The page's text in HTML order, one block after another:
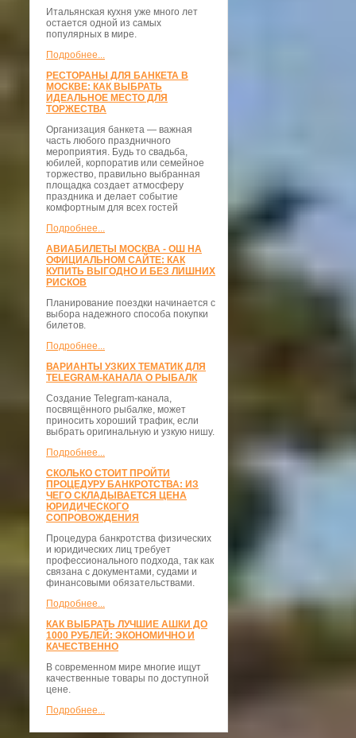
Итальянская кухня уже много лет
остается одной из самых
популярных в мире.
Подробнее...
РЕСТОРАНЫ ДЛЯ БАНКЕТА В
МОСКВЕ: КАК ВЫБРАТЬ
ИДЕАЛЬНОЕ МЕСТО ДЛЯ
ТОРЖЕСТВА
Организация банкета — важная
часть любого праздничного
мероприятия. Будь то свадьба,
юбилей, корпоратив или семейное
торжество, правильно выбранная
площадка создает атмосферу
праздника и делает событие
комфортным для всех гостей
Подробнее...
АВИАБИЛЕТЫ МОСКВА - ОШ НА
ОФИЦИАЛЬНОМ САЙТЕ: КАК
КУПИТЬ ВЫГОДНО И БЕЗ ЛИШНИХ
РИСКОВ
Планирование поездки начинается с
выбора надежного способа покупки
билетов.
Подробнее...
ВАРИАНТЫ УЗКИХ ТЕМАТИК ДЛЯ
TELEGRAM-КАНАЛА О РЫБАЛК
Создание Telegram-канала,
посвящённого рыбалке, может
приносить хороший трафик, если
выбрать оригинальную и узкую нишу.
Подробнее...
СКОЛЬКО СТОИТ ПРОЙТИ
ПРОЦЕДУРУ БАНКРОТСТВА: ИЗ
ЧЕГО СКЛАДЫВАЕТСЯ ЦЕНА
ЮРИДИЧЕСКОГО
СОПРОВОЖДЕНИЯ
Процедура банкротства физических
и юридических лиц требует
профессионального подхода, так как
связана с документами, судами и
финансовыми обязательствами.
Подробнее...
КАК ВЫБРАТЬ ЛУЧШИЕ АШКИ ДО
1000 РУБЛЕЙ: ЭКОНОМИЧНО И
КАЧЕСТВЕННО
В современном мире многие ищут
качественные товары по доступной
цене.
Подробнее...